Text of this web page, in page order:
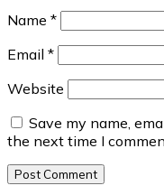
Name *
Email *
Website
Save my name,
the next time I